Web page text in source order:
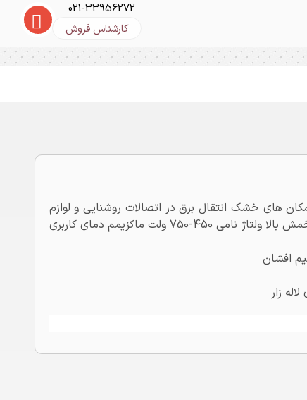
021-33956272
کارشناس فروش
مناسب برای تعبیه در مکان های خشک انتقال برق در اتصالات روشنایی و لوازم
برقی جنس هادی از مس آنیل شده گروه 5 دارای انعطاف و خمش بالا ولتاژ نامی 450-750 ولت ماکزیمم دمای کاربری
افشان
زار